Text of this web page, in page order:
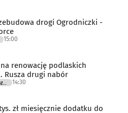
drogi Ogrodniczki -
15:00
na renowację podlaskich
Rusza drugi nabór
14:30
zł miesięcznie dodatku do